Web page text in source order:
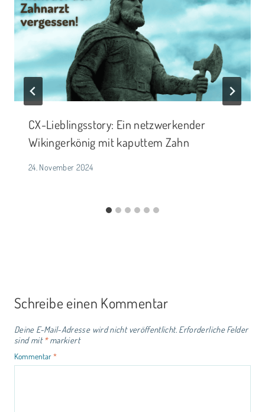
CX-Lieblingsstory: Ein netzwerkender
Wikingerkönig mit kaputtem Zahn
24. November 2024
Schreibe einen Kommentar
Deine E-Mail-Adresse wird nicht veröffentlicht. Erforderliche Felder
sind mit*markiert
Kommentar*